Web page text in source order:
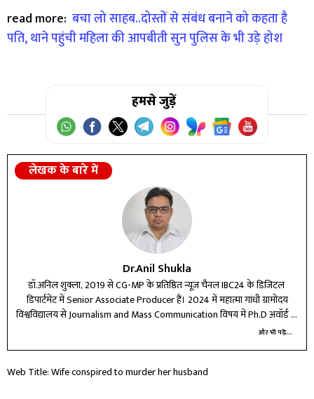
read more: बचा लो साहब..दोस्तों से संबंध बनाने को कहता है
पति, थाने पहुंची महिला की आपबीती सुन पुलिस के भी उड़े होश
हमसे जुड़ें
लेखक के बारे में
Dr.Anil Shukla
डॉ.अनिल शुक्ला, 2019 से CG-MP के प्रतिष्ठित न्यूज चैनल IBC24 के डिजिटल ​
डिपार्टमेंट में Senior Associate Producer हैं। 2024 में महात्मा गांधी ग्रामोदय
विश्वविद्यालय से Journalism and Mass Communication विषय में Ph.D अवॉर्ड हो
चुके हैं। महात्मा गांधी अंतरराष्ट्रीय हिंदी विश्वविद्यालय वर्धा से M.Phil और कुशाभाऊ
गोल्ड मेडल प्राप्त किया। इन्होंने गुरूघासीदास विश्वविद्यालय बिलासपुर से हिंदी साहित्य में
और भी पढ़ें...
Web Title: Wife conspired to murder her husband